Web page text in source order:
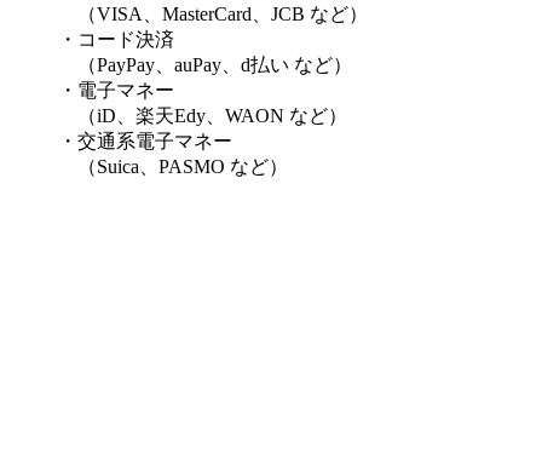
（VISA、MasterCard、JCB など）
・コード決済
（PayPay、auPay、d払い など）
・電子マネー
（iD、楽天Edy、WAON など）
・交通系電子マネー
（Suica、PASMO など）